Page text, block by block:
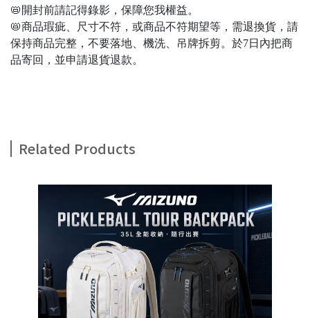
📛開封前請記得錄影，保障您我權益。
📛商品瑕疵、尺寸不符，或商品不符期望等，需退換貨，請
保持商品完整，不要落地、機洗、吊牌拆剪。於7日內把商
品寄回，並申請退貨退款。
Related Products